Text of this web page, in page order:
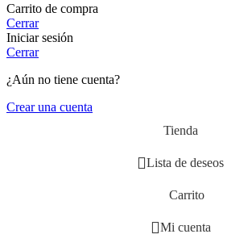
Carrito de compra
Cerrar
Iniciar sesión
Cerrar
¿Aún no tiene cuenta?
Crear una cuenta
Tienda
Lista de deseos
Carrito
Mi cuenta